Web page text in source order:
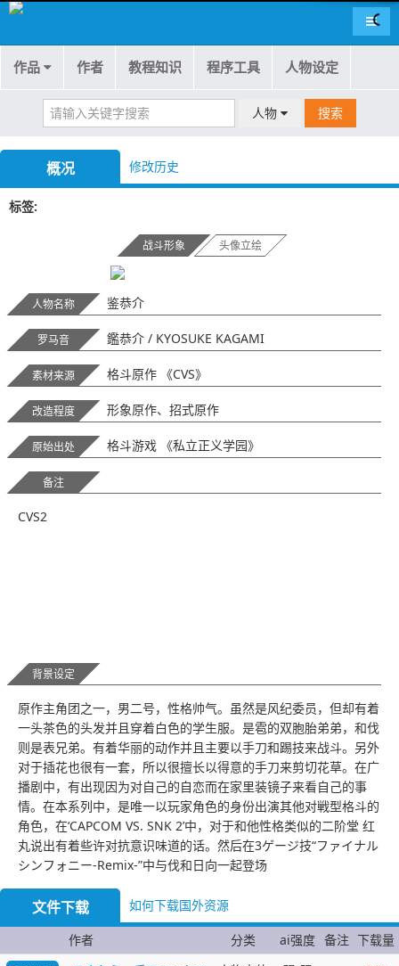
导航
作品 作者 教程知识 程序工具 人物设定
人物 搜索
概况 修改历史
标签
战斗形象 头像立绘
人物名称 鉴恭介
罗马音 鑑恭介 / KYOSUKE KAGAMI
素材来源 格斗原作 《CVS》
改造程度 形象原作、招式原作
原始出处 格斗游戏 《私立正义学园》
备注
CVS2
背景设定
原作主角团之一，男二号，性格帅气。虽然是风纪委员，但却有着
一头茶色的头发并且穿着白色的学生服。是雹的双胞胎弟弟，和伐
则是表兄弟。有着华丽的动作并且主要以手刀和踢技来战斗。另外
对于插花也很有一套，所以很擅长以得意的手刀来剪切花草。在广
播剧中，有出现因为对自己的自恋而在家里装镜子来看自己的事
情。在本系列中，是唯一以玩家角色的身份出演其他对戦型格斗的
角色，在‘CAPCOM VS. SNK 2’中，对于和他性格类似的二阶堂 红
丸说出有着些许对抗意识味道的话。然后在3ゲージ技“ファイナル
シンフォニー-Remix-”中与伐和日向一起登场
文件下载 如何下载国外资源
作者 分类 ai强度 备注 下载量